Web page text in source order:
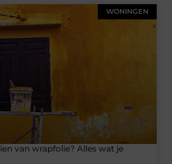
WONINGEN
van wrapfolie? Alles wat je